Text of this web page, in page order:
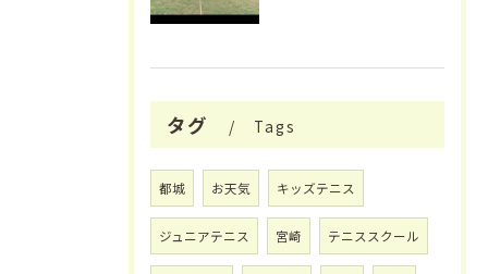
タグ Tags
都城 お天気 キッズテニス
ジュニアテニス 宮崎 テニススクール